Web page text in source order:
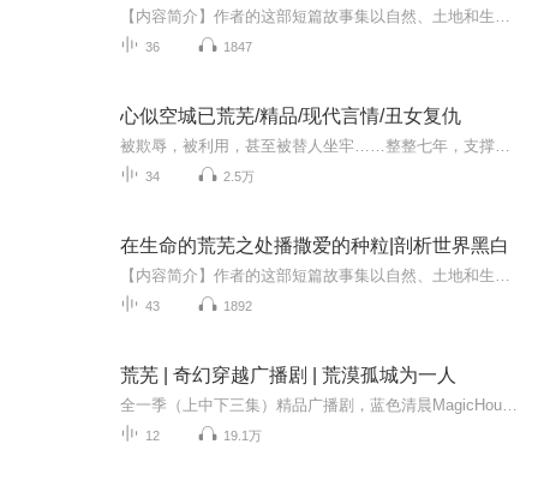
36 1847
心似空城已荒芜/精品/现代言情/丑女复仇
34 2.5万
在生命的荒芜之处播撒爱的种粒|剖析世界黑白
43 1892
荒芜 | 奇幻穿越广播剧 | 荒漠孤城为一人
12 19.1万